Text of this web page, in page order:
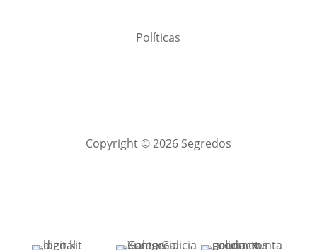
Políticas
Copyright © 2026 Segredos